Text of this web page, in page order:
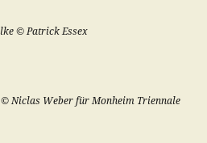
© Patrick Essex
Niclas Weber für Monheim Triennale